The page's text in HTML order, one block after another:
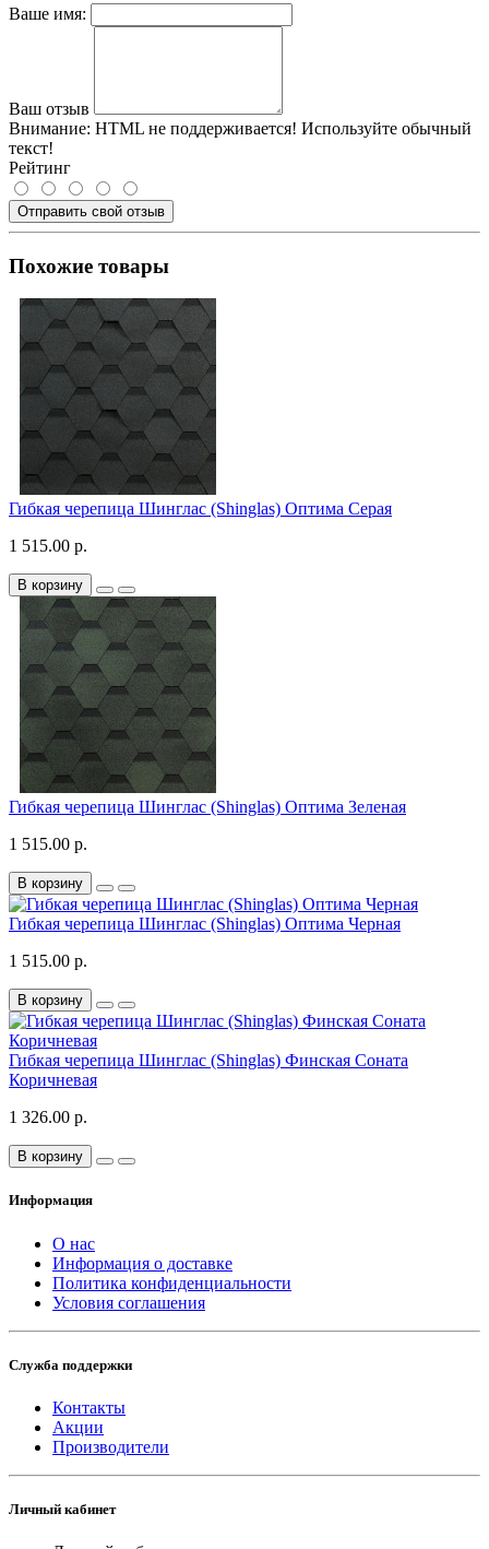
Ваше имя:
Ваш отзыв
Внимание: HTML не поддерживается! Используйте обычный
текст!
Рейтинг
Отправить свой отзыв
Похожие товары
Гибкая черепица Шинглас (Shinglas) Оптима Серая
1 515.00 р.
В корзину
Гибкая черепица Шинглас (Shinglas) Оптима Зеленая
1 515.00 р.
В корзину
Гибкая черепица Шинглас (Shinglas) Оптима Черная
1 515.00 р.
В корзину
Гибкая черепица Шинглас (Shinglas) Финская Соната
Коричневая
1 326.00 р.
В корзину
Информация
О нас
Информация о доставке
Политика конфиденциальности
Условия соглашения
Служба поддержки
Контакты
Акции
Производители
Личный кабинет